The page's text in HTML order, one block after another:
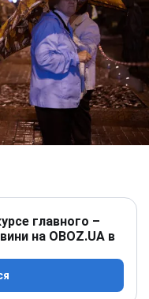
главного –
на OBOZ.UA в